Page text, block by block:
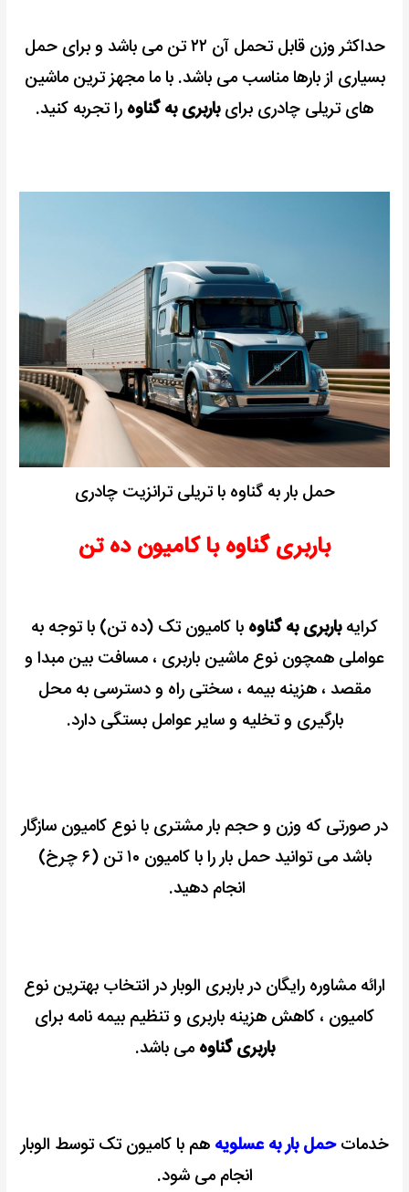
حداکثر وزن قابل تحمل آن ۲۲ تن می باشد و برای حمل
بسیاری از بارها مناسب می باشد.با ما مجهز ترین ماشین
های تریلی چادری برایباربری به گناوه را تجربه کنید.
حمل بار به گناوه با تریلی ترانزیت چادری
باربری گناوه با کامیون ده تن
کرایهباربری به گناوه با کامیون تک (ده تن) با توجه به
عواملی همچون نوع ماشین باربری ، مسافت بین مبدا و
مقصد ، هزینه بیمه ، سختی راه و دسترسی به محل
بارگیری و تخلیه و سایر عوامل بستگی دارد.
در صورتی که وزن و حجم بار مشتری با نوع کامیون سازگار
باشد می توانید حمل بار را با کامیون ۱۰ تن (۶ چرخ)
انجام دهید.
ارائه مشاوره رایگان در باربری الوبار در انتخاب بهترین نوع
کامیون ، کاهش هزینه باربری و تنظیم بیمه نامه برای
باربری گناوه می باشد.
خدمات حمل بار به عسلویه هم با کامیون تک توسط الوبار
انجام می شود.